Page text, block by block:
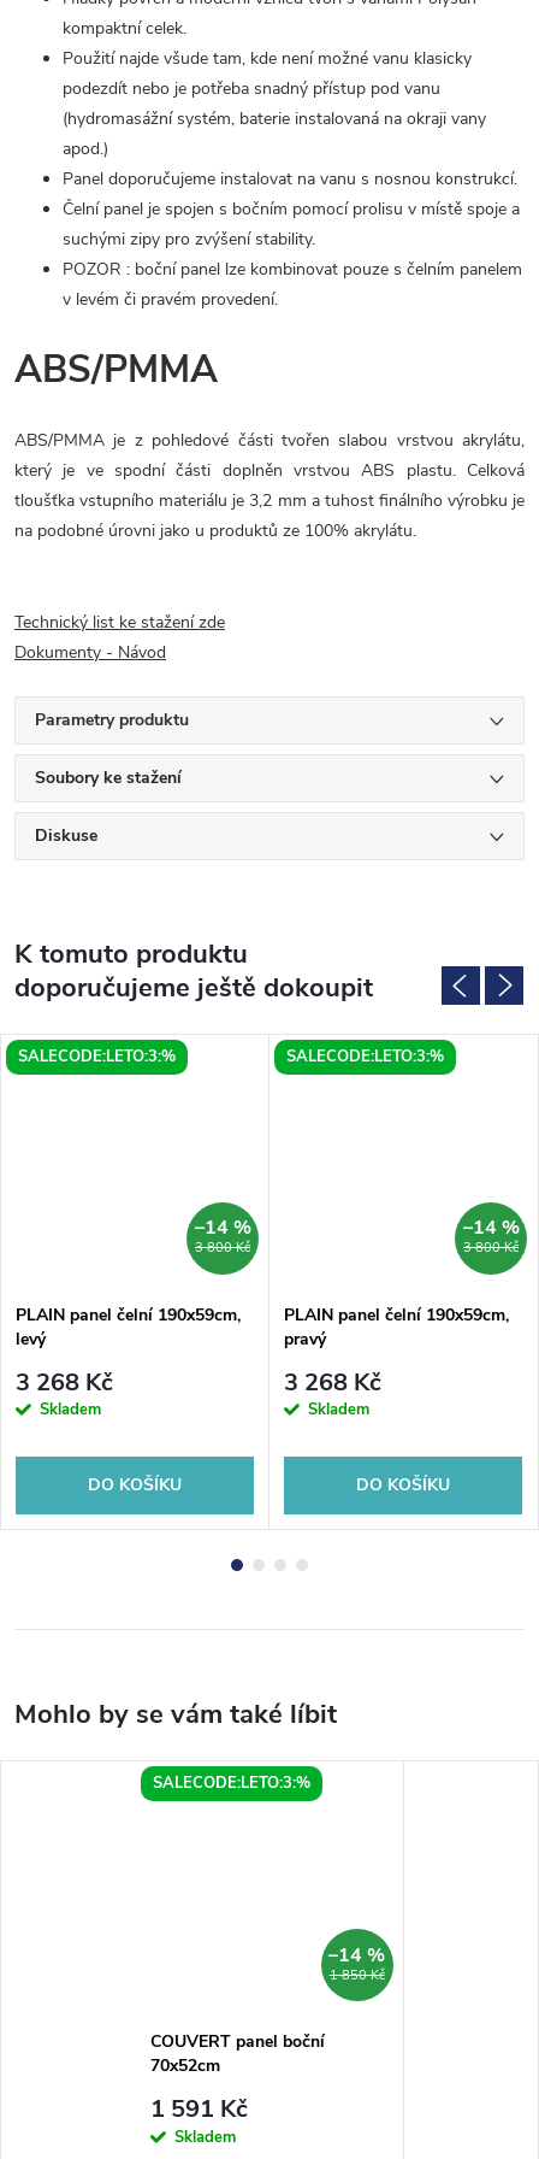
kompaktní celek.
Použití najde všude tam, kde není možné vanu klasicky
podezdít nebo je potřeba snadný přístup pod vanu
(hydromasážní systém, baterie instalovaná na okraji vany
apod.)
Panel doporučujeme instalovat na vanu s nosnou konstrukcí.
Čelní panel je spojen s bočním pomocí prolisu v místě spoje a
suchými zipy pro zvýšení stability.
POZOR : boční panel lze kombinovat pouze s čelním panelem
v levém či pravém provedení.
ABS/PMMA
ABS/PMMA je z pohledové části tvořen slabou vrstvou akrylátu,
který je ve spodní části doplněn vrstvou ABS plastu. Celková
tloušťka vstupního materiálu je 3,2 mm a tuhost finálního výrobku je
na podobné úrovni jako u produktů ze 100% akrylátu.
Technický list ke stažení zde
Dokumenty - Návod
Parametry produktu
Soubory ke stažení
Diskuse
K tomuto produktu
doporučujeme ještě dokoupit
SALECODE:LETO:3:%
3 800 Kč
–14 %
PLAIN panel čelní 190x59cm,
levý
3 268 Kč
Skladem
DO KOŠÍKU
SALECODE:LETO:3:%
3 800 Kč
–14 %
PLAIN panel čelní 190x59cm,
pravý
3 268 Kč
Skladem
DO KOŠÍKU
SALECODE:LETO:3:%
1 850 Kč
–14 %
COUVERT panel boční
70x52cm
1 591 Kč
Skladem